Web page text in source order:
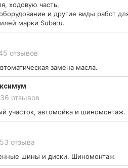
ходовую часть,
и другие виды работ
марки Subaru.
отзывов
замена масла.
36 отзывов
участок, автомойка и шиномонтаж.
53 отзыва
шины и диски. Шиномонтаж